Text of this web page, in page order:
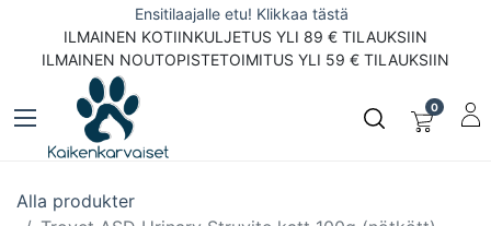
Ensitilaajalle etu! Klikkaa tästä
ILMAINEN KOTIINKULJETUS YLI 89 € TILAUKSIIN
ILMAINEN NOUTOPISTETOIMITUS YLI 59 € TILAUKSIIN
0
Alla produkter